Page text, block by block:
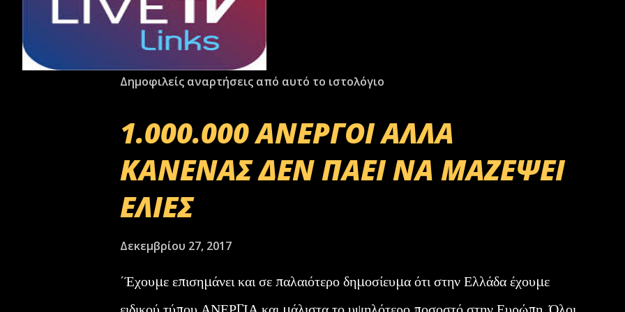
Δημοφιλείς αναρτήσεις από αυτό το ιστολόγιο
1.000.000 ΑΝΕΡΓΟΙ ΑΛΛΑ
ΚΑΝΕΝΑΣ ΔΕΝ ΠΑΕΙ ΝΑ ΜΑΖΕΨΕΙ
ΕΛΙΕΣ
Δεκεμβρίου 27, 2017
΄Έχουμε επισημάνει και σε παλαιότερο δημοσίευμα ότι στην Ελλάδα έχουμε